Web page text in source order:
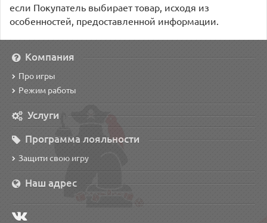
если Покупатель выбирает товар, исходя из
особенностей, предоставленной информации.
Компания
Про игры
Режим работы
Услуги
Программа лояльности
Защити свою игру
Наш адрес